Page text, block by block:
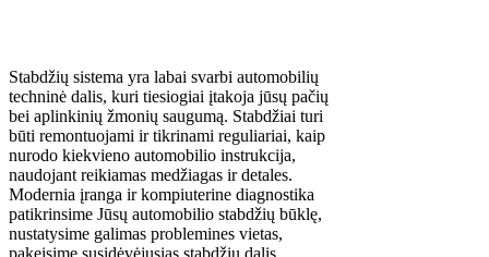
Stabdžių sistema yra labai svarbi automobilių
techninė dalis, kuri tiesiogiai įtakoja jūsų pačių
bei aplinkinių žmonių saugumą. Stabdžiai turi
būti remontuojami ir tikrinami reguliariai, kaip
nurodo kiekvieno automobilio instrukcija,
naudojant reikiamas medžiagas ir detales.
Modernia įranga ir kompiuterine diagnostika
patikrinsime Jūsų automobilio stabdžių būklę,
nustatysime galimas problemines vietas,
pakeisime susidėvėjusias stabdžių dalis.